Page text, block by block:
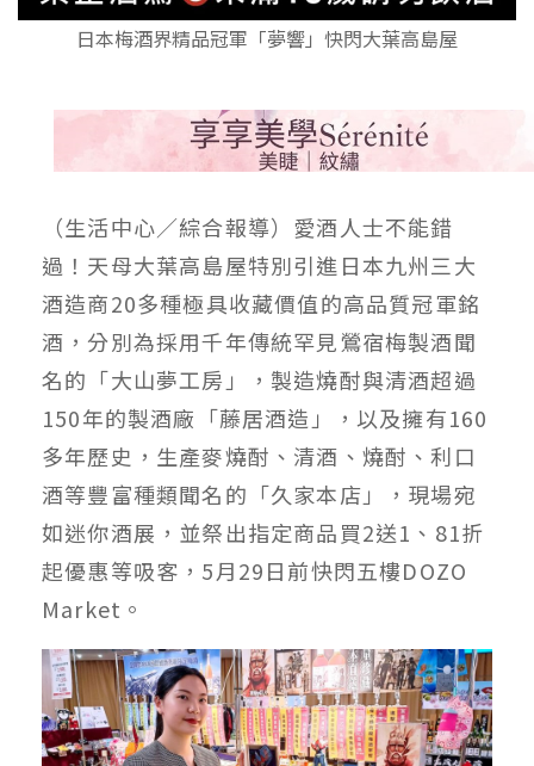
日本梅酒界精品冠軍「夢響」快閃大葉高島屋
（生活中心／綜合報導）愛酒人士不能錯
過！天母大葉高島屋特別引進日本九州三大
酒造商20多種極具收藏價值的高品質冠軍銘
酒，分別為採用千年傳統罕見鶯宿梅製酒聞
名的「大山夢工房」，製造燒酎與清酒超過
150年的製酒廠「藤居酒造」，以及擁有160
多年歷史，生產麥燒酎、清酒、燒酎、利口
酒等豐富種類聞名的「久家本店」，現場宛
如迷你酒展，並祭出指定商品買2送1、81折
起優惠等吸客，5月29日前快閃五樓DOZO
Market。